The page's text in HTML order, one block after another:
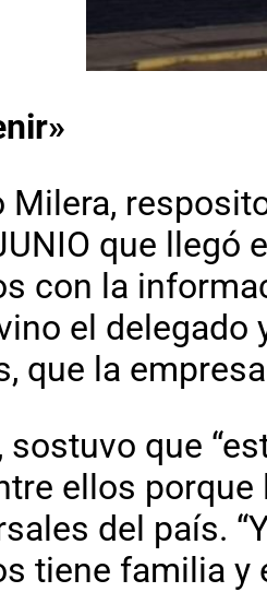
Milera,
que
con la
el
que la
que
ellos
del país.
tiene familia y